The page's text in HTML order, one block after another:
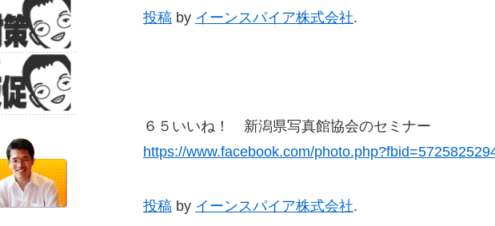
投稿 by イーンスパイア株式会社.
６５いいね！ 新潟県写真館協会のセミナー
https://www.facebook.com/
投稿 by イーンスパイア株式会社.